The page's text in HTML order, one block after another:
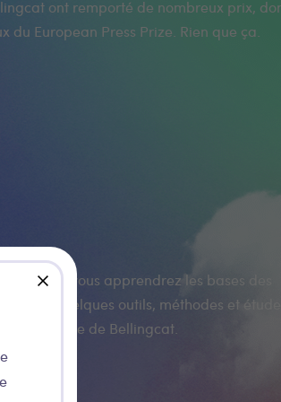
close
du European Press Prize. Rien que ça.
l'expérience de Bellingcat.